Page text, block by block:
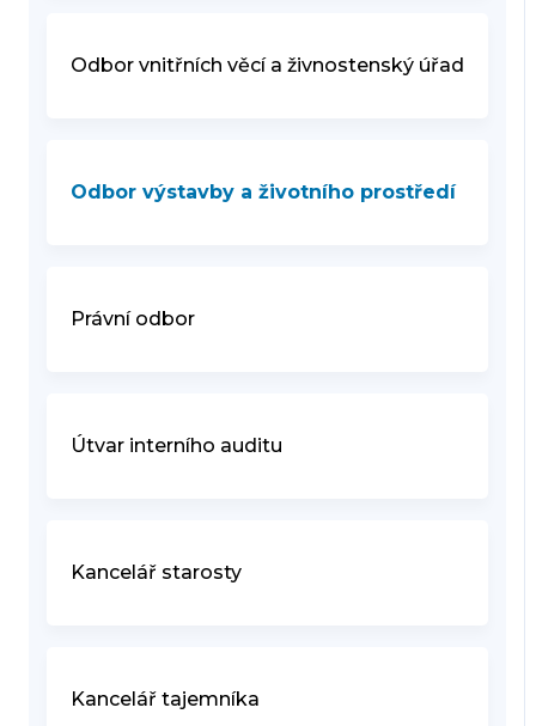
Odbor vnitřních věcí a živnostenský úřad
Odbor výstavby a životního prostředí
Právní odbor
Útvar interního auditu
Kancelář starosty
Kancelář tajemníka